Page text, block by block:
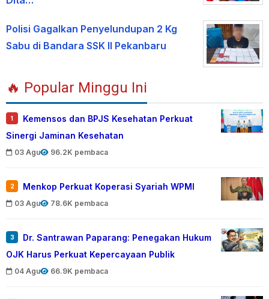
Polisi Gagalkan Penyelundupan 2 Kg
Sabu di Bandara SSK II Pekanbaru
🔥 Popular Minggu Ini
1
Kemensos dan BPJS Kesehatan Perkuat
Sinergi Jaminan Kesehatan
03 Agu 96.2K pembaca
2 Menkop Perkuat Koperasi Syariah WPMI
03 Agu 78.6K pembaca
3
Dr. Santrawan Paparang: Penegakan Hukum
OJK Harus Perkuat Kepercayaan Publik
04 Agu 66.9K pembaca